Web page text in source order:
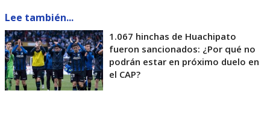
Lee también...
1.067 hinchas de Huachipato
fueron sancionados: ¿Por qué no
podrán estar en próximo duelo en
el CAP?